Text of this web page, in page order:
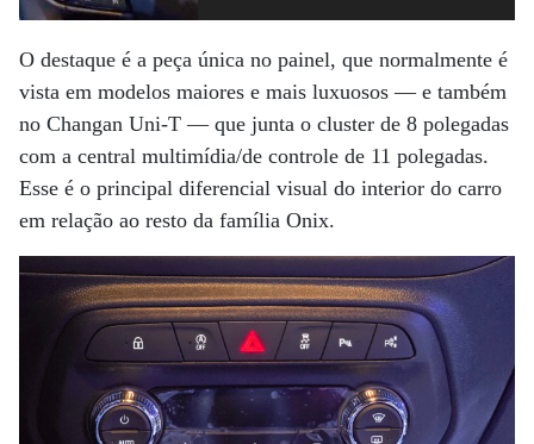
O destaque é a peça única no painel, que normalmente é
vista em modelos maiores e mais luxuosos — e também
no Changan Uni-T — que junta o cluster de 8 polegadas
com a central multimídia/de controle de 11 polegadas.
Esse é o principal diferencial visual do interior do carro
em relação ao resto da família Onix.